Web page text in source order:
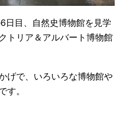
日目、自然史博物館を見学
トリア＆アルバート博物館
げで、いろいろな博物館や
す。